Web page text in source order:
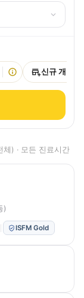
신규 개원
) · 모든 진료시간
)
ISFM Gold